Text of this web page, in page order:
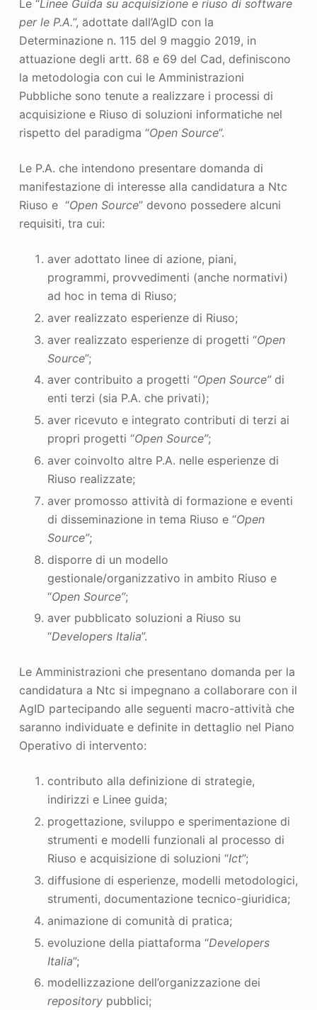
Le “Linee Guida su acquisizione e riuso di software
per le P.A.”, adottate dall’AgID con la
Determinazione n. 115 del 9 maggio 2019, in
attuazione degli artt. 68 e 69 del Cad, definiscono
la metodologia con cui le Amministrazioni
Pubbliche sono tenute a realizzare i processi di
acquisizione e Riuso di soluzioni informatiche nel
rispetto del paradigma “Open Source”.
Le P.A. che intendono presentare domanda di
manifestazione di interesse alla candidatura a Ntc
Riuso e “Open Source” devono possedere alcuni
requisiti, tra cui:
aver adottato linee di azione, piani,
programmi, provvedimenti (anche normativi)
ad hoc in tema di Riuso;
aver realizzato esperienze di Riuso;
aver realizzato esperienze di progetti “Open
Source”;
aver contribuito a progetti “Open Source”di
enti terzi (sia P.A. che privati);
aver ricevuto e integrato contributi di terzi ai
propri progetti “Open Source”;
aver coinvolto altre P.A. nelle esperienze di
Riuso realizzate;
aver promosso attività di formazione e eventi
di disseminazione in tema Riuso e “Open
Source”;
disporre di un modello
gestionale/organizzativo in ambito Riuso e
“Open Source”;
aver pubblicato soluzioni a Riuso su
“Developers Italia”.
Le Amministrazioni che presentano domanda per la
candidatura a Ntc si impegnano a collaborare con il
AgID partecipando alle seguenti macro-attività che
saranno individuate e definite in dettaglio nel Piano
Operativo di intervento:
contributo alla definizione di strategie,
indirizzi e Linee guida;
progettazione, sviluppo e sperimentazione di
strumenti e modelli funzionali al processo di
Riuso e acquisizione di soluzioni “Ict”;
diffusione di esperienze, modelli metodologici,
strumenti, documentazione tecnico-giuridica;
animazione di comunità di pratica;
evoluzione della piattaforma “Developers
Italia”;
modellizzazione dell’organizzazione dei
repository pubblici;